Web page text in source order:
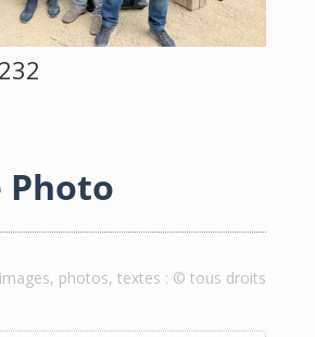
Photo
photos, textes : © tous droits